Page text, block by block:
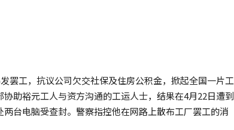
罢工，抗议公司欠交社保及住房公积金，掀起全国一片工
助裕元工人与资方沟通的工运人士，结果在4月22日遭到
台电脑受查封。警察指控他在网路上散布工厂罢工的消